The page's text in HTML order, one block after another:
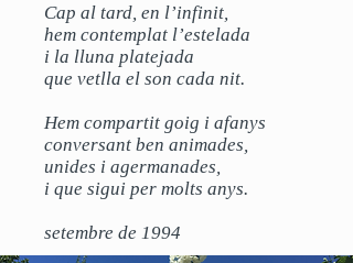
Cap al tard, en l’infinit,
hem contemplat l’estelada
i la lluna platejada
que vetlla el son cada nit.
Hem compartit goig i afanys
conversant ben animades,
unides i agermanades,
i que sigui per molts anys.
setembre de 1994